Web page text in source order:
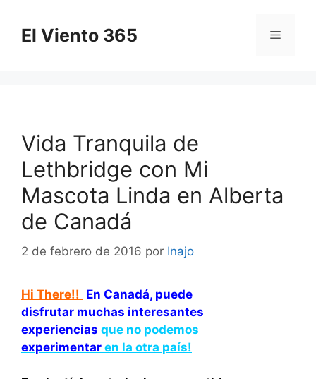
contenido
El Viento 365 Menú
Vida Tranquila de
Lethbridge con Mi
Mascota Linda en Alberta
de Canadá
2 de febrero de 2016 por Inajo
Hi There!! En Canadá, puede
disfrutar muchas interesantes
experiencias que no podemos
experimentar en la otra país!